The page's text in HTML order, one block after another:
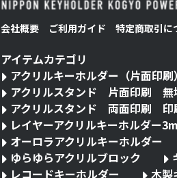
会社概要 ご利用ガイド 特定商取引に
アイテムカテゴリ
アクリルキーホルダー（片面印刷）
アクリルスタンド 片面印刷 無
アクリルスタンド 両面印刷 印
レイヤーアクリルキーホルダー
オーロラアクリルキーホルダー
ゆらゆらアクリルブロック
レコードキーホルダー
木製